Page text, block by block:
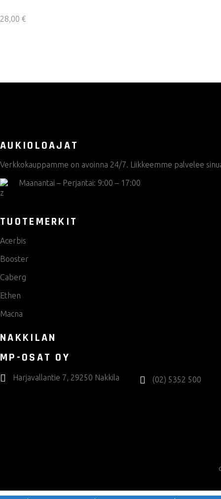
28,00 €
AUKIOLOAJAT
Verkkokauppamme on avoinna 24/7. Liikkeemme palvelee
Maanantai – Perjantai: 9:00 – 17:00
TUOTEMERKIT
Acerbis
Booster
Caberg
Ethen
Macna
NAKKILAN
MP-OSAT OY
Harjavallantie 7, 29250 Nakkila (02) 5352 500